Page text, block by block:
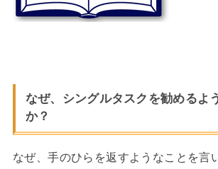
なぜ、シングルタスクを勧めるよ
か？
なぜ、手のひらを返すようなことを言